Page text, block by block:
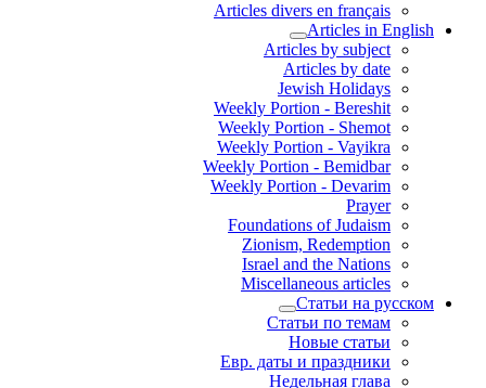
Articles divers en français
Articles in English
Articles by subject
Articles by date
Jewish Holidays
Weekly Portion - Bereshit
Weekly Portion - Shemot
Weekly Portion - Vayikra
Weekly Portion - Bemidbar
Weekly Portion - Devarim
Prayer
Foundations of Judaism
Zionism, Redemption
Israel and the Nations
Miscellaneous articles
Статьи на русском
Статьи по темам
Новые статьи
Евр. даты и праздники
Недельная глава